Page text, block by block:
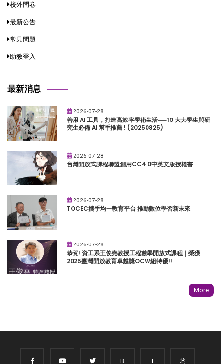
校外問卷
最新公告
常見問題
助教登入
最新消息
2026-07-28
善用 AI 工具，打造高效率學術生活──10 大大學生與研
究生必備 AI 幫手推薦 ! (20250825)
2026-07-28
台灣開放式課程聯盟創用CC4.0中英文版授權書
2026-07-28
TOCEC攜手均一教育平台 推動數位學習新未來
2026-07-28
恭賀! 資工系王俊堯教授工程數學開放式課程｜榮獲
2025臺灣開放教育卓越獎OCW組特優!!
More
B T 均